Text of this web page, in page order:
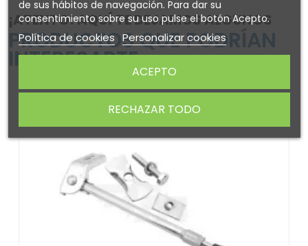
¡ATENTO! AQUÍ TE DEJAMOS ALGUNOS
PRODUCTOS QUE PODRÍAN
INTERESARTE
de sus hábitos de navegación. Para dar su
consentimiento sobre su uso pulse el botón Acepto.
Política de cookies Personalizar cookies
RECHAZAR TODO
ACEPTO